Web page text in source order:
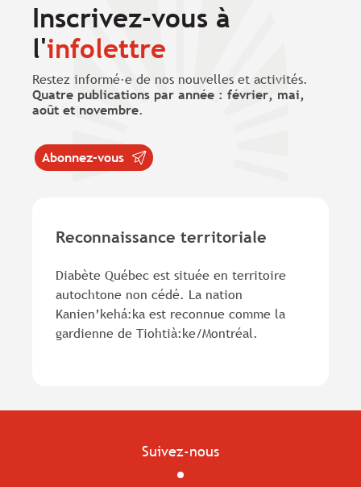
Inscrivez-vous à
l'infolettre
Restez informé·e de nos nouvelles et activités.
Quatre publications par année : février, mai,
août et novembre.
Abonnez-vous
Reconnaissance territoriale
Diabète Québec est située en territoire
autochtone non cédé. La nation
Kanien’kehá:ka est reconnue comme la
gardienne de Tiohtià:ke/Montréal.
Suivez-nous